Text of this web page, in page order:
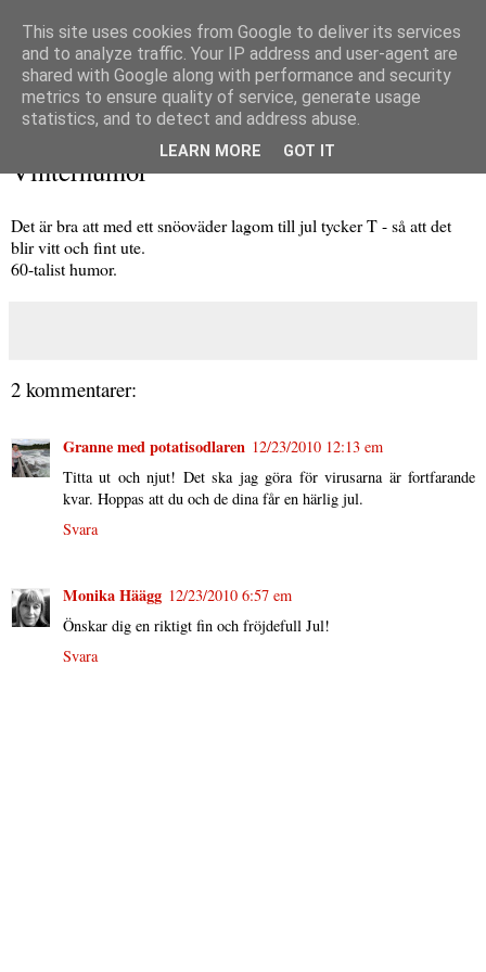
Vinterhumor
Det är bra att med ett snöoväder lagom till jul tycker T - så att det
blir vitt och fint ute.
60-talist humor.
2 kommentarer:
Granne med potatisodlaren 12/23/2010 12:13 em
Titta ut och njut! Det ska jag göra för virusarna är fortfarande
kvar. Hoppas att du och de dina får en härlig jul.
Svara
Monika Häägg 12/23/2010 6:57 em
Önskar dig en riktigt fin och fröjdefull Jul!
Svara
This site uses cookies from Google to deliver its services
and to analyze traffic. Your IP address and user-agent are
shared with Google along with performance and security
metrics to ensure quality of service, generate usage
statistics, and to detect and address abuse.
LEARN MORE GOT IT